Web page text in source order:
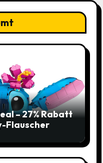
– 27% Rabatt
Flauscher